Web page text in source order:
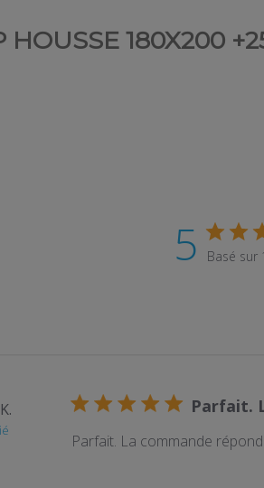
HOUSSE 180X200
5 Basé sur
Parfait.
Parfait. La commande